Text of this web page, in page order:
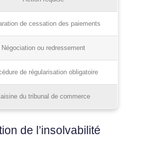
de cessation des paiements
Négociation ou redressement
de régularisation obligatoire
du tribunal de commerce
de l’insolvabilité